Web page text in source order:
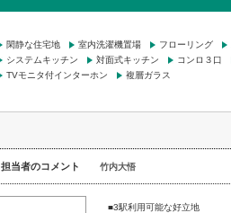
閑静な住宅地 室内洗濯機置場 フローリング
システムキッチン
対面式キッチン コンロ３口
TVモニタ付インターホン
複層ガラス
担当者のコメント 竹内大悟
■3駅利用可能な好立地